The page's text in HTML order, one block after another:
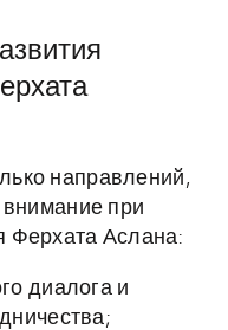
направлений,
внимание при
Ферхата Аслана:
диалога и